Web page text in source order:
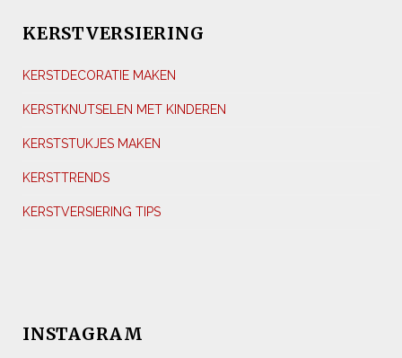
KERSTVERSIERING
KERSTDECORATIE MAKEN
KERSTKNUTSELEN MET KINDEREN
KERSTSTUKJES MAKEN
KERSTTRENDS
KERSTVERSIERING TIPS
INSTAGRAM